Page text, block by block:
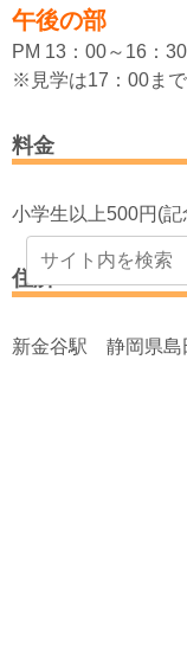
午後の部
PM 13：00～16：
※見学は17：00まで
料金
小学生以上500円(記
住所
新金谷駅 静岡県島